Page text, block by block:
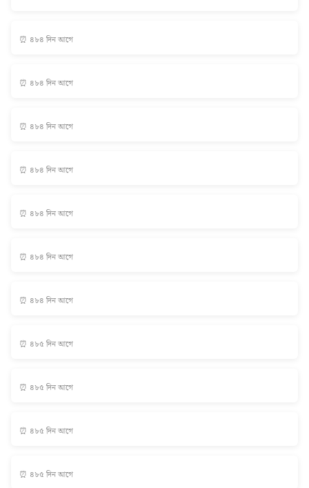
⏰ ৪৮৪ দিন আগে
⏰ ৪৮৪ দিন আগে
⏰ ৪৮৪ দিন আগে
⏰ ৪৮৪ দিন আগে
⏰ ৪৮৪ দিন আগে
⏰ ৪৮৪ দিন আগে
⏰ ৪৮৪ দিন আগে
⏰ ৪৮৫ দিন আগে
⏰ ৪৮৫ দিন আগে
⏰ ৪৮৫ দিন আগে
⏰ ৪৮৫ দিন আগে